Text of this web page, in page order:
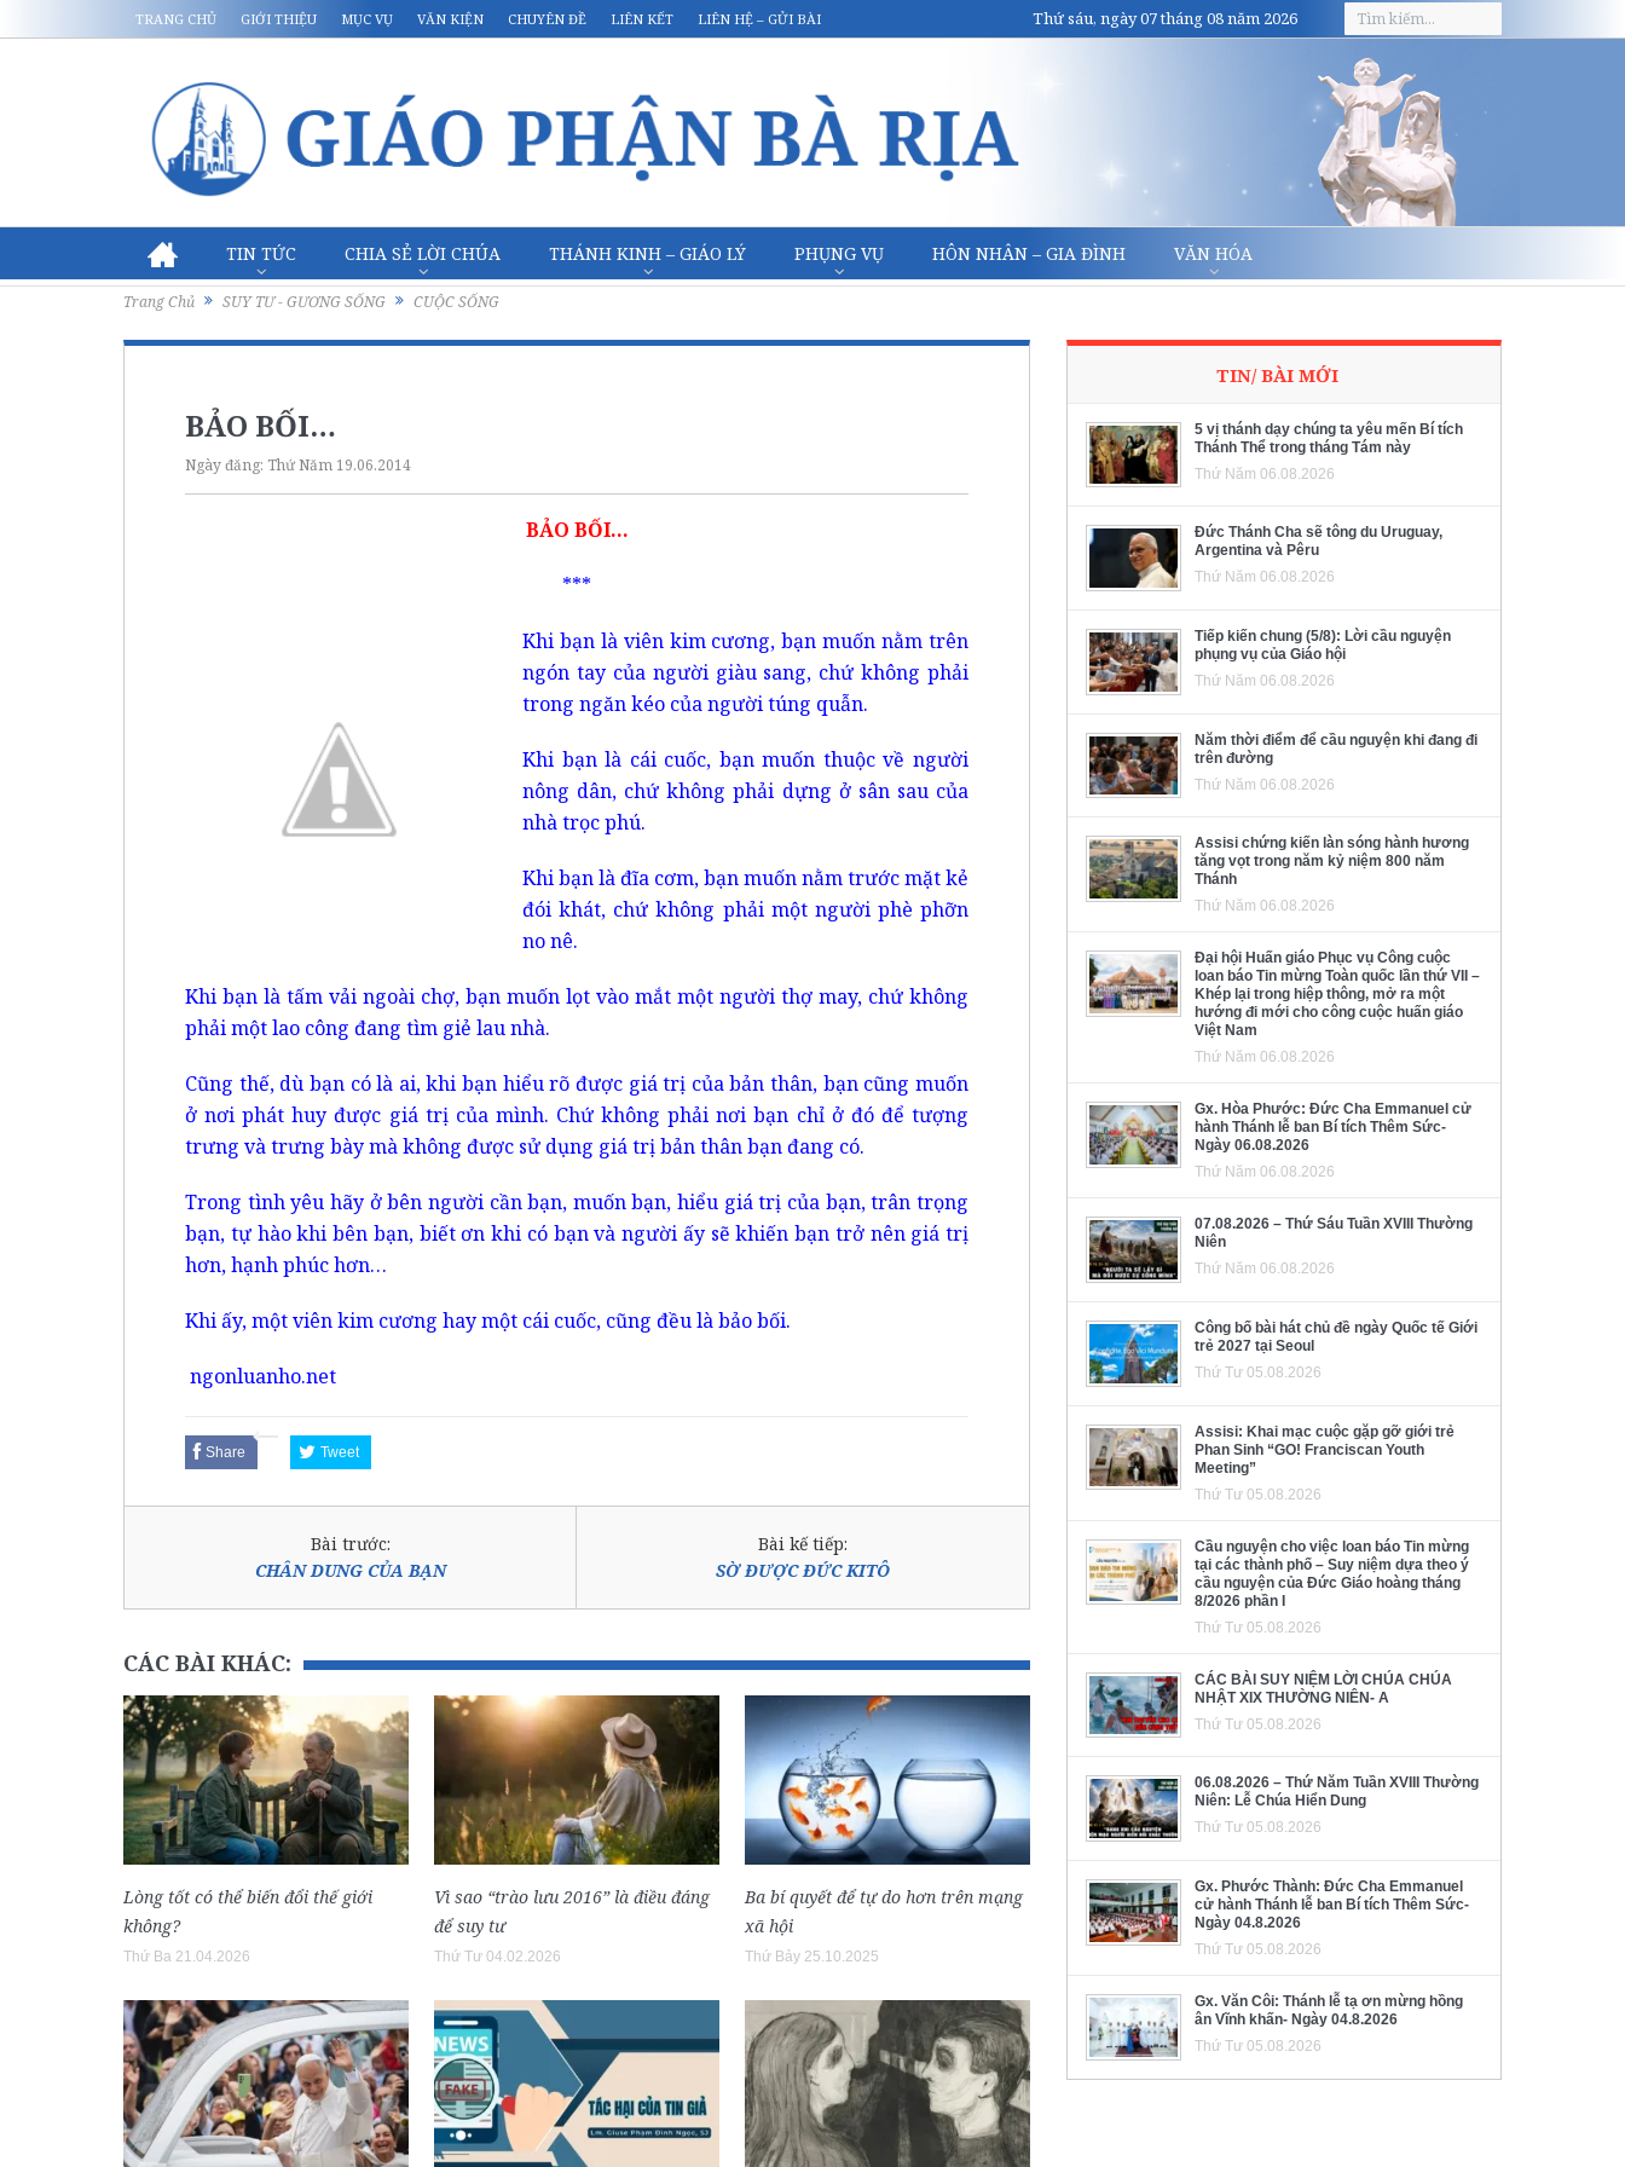
TRANG CHỦ GIỚI THIỆU MỤC VỤ VĂN KIỆN CHUYÊN ĐỀ LIÊN KẾT LIÊN HỆ – GỬI BÀI Thứ sáu, ngày 07 tháng 08 năm 2026
TIN TỨC CHIA SẺ LỜI CHÚA THÁNH KINH – GIÁO LÝ PHỤNG VỤ HÔN NHÂN – GIA ĐÌNH VĂN HÓA
Trang Chủ SUY TƯ - GƯƠNG SỐNG CUỘC SỐNG
BẢO BỐI…
Ngày đăng: Thứ Năm 19.06.2014
BẢO BỐI…
***
Khi bạn là viên kim cương, bạn muốn nằm trên
ngón tay của người giàu sang, chứ không phải
trong ngăn kéo của người túng quẫn.
Khi bạn là cái cuốc, bạn muốn thuộc về người
nông dân, chứ không phải dựng ở sân sau của
nhà trọc phú.
Khi bạn là đĩa cơm, bạn muốn nằm trước mặt kẻ
đói khát, chứ không phải một người phè phỡn
no nê.
Khi bạn là tấm vải ngoài chợ, bạn muốn lọt vào mắt một người thợ may, chứ không
phải một lao công đang tìm giẻ lau nhà.
Cũng thế, dù bạn có là ai, khi bạn hiểu rõ được giá trị của bản thân, bạn cũng muốn
ở nơi phát huy được giá trị của mình. Chứ không phải nơi bạn chỉ ở đó để tượng
trưng và trưng bày mà không được sử dụng giá trị bản thân bạn đang có.
Trong tình yêu hãy ở bên người cần bạn, muốn bạn, hiểu giá trị của bạn, trân trọng
bạn, tự hào khi bên bạn, biết ơn khi có bạn và người ấy sẽ khiến bạn trở nên giá trị
hơn, hạnh phúc hơn…
Khi ấy, một viên kim cương hay một cái cuốc, cũng đều là bảo bối.
ngonluanho.net
Share Tweet
Bài trước:
CHÂN DUNG CỦA BẠN
Bài kế tiếp:
SỜ ĐƯỢC ĐỨC KITÔ
CÁC BÀI KHÁC:
Lòng tốt có thể biến đổi thế giới
không?
Thứ Ba 21.04.2026
Vì sao “trào lưu 2016” là điều đáng
để suy tư
Thứ Tư 04.02.2026
Ba bí quyết để tự do hơn trên mạng
xã hội
Thứ Bảy 25.10.2025
TIN/ BÀI MỚI
5 vị thánh dạy chúng ta yêu mến Bí tích
Thánh Thể trong tháng Tám này
Thứ Năm 06.08.2026
Đức Thánh Cha sẽ tông du Uruguay,
Argentina và Pêru
Thứ Năm 06.08.2026
Tiếp kiến chung (5/8): Lời cầu nguyện
phụng vụ của Giáo hội
Thứ Năm 06.08.2026
Năm thời điểm để cầu nguyện khi đang đi
trên đường
Thứ Năm 06.08.2026
Assisi chứng kiến làn sóng hành hương
tăng vọt trong năm kỷ niệm 800 năm
Thánh
Thứ Năm 06.08.2026
Đại hội Huấn giáo Phục vụ Công cuộc
loan báo Tin mừng Toàn quốc lần thứ VII –
Khép lại trong hiệp thông, mở ra một
hướng đi mới cho công cuộc huấn giáo
Việt Nam
Thứ Năm 06.08.2026
Gx. Hòa Phước: Đức Cha Emmanuel cử
hành Thánh lễ ban Bí tích Thêm Sức-
Ngày 06.08.2026
Thứ Năm 06.08.2026
07.08.2026 – Thứ Sáu Tuần XVIII Thường
Niên
Thứ Năm 06.08.2026
Công bố bài hát chủ đề ngày Quốc tế Giới
trẻ 2027 tại Seoul
Thứ Tư 05.08.2026
Assisi: Khai mạc cuộc gặp gỡ giới trẻ
Phan Sinh “GO! Franciscan Youth
Meeting”
Thứ Tư 05.08.2026
Cầu nguyện cho việc loan báo Tin mừng
tại các thành phố – Suy niệm dựa theo ý
cầu nguyện của Đức Giáo hoàng tháng
8/2026 phần I
Thứ Tư 05.08.2026
CÁC BÀI SUY NIỆM LỜI CHÚA CHÚA
NHẬT XIX THƯỜNG NIÊN- A
Thứ Tư 05.08.2026
06.08.2026 – Thứ Năm Tuần XVIII Thường
Niên: Lễ Chúa Hiển Dung
Thứ Tư 05.08.2026
Gx. Phước Thành: Đức Cha Emmanuel
cử hành Thánh lễ ban Bí tích Thêm Sức-
Ngày 04.8.2026
Thứ Tư 05.08.2026
Gx. Văn Côi: Thánh lễ tạ ơn mừng hồng
ân Vĩnh khấn- Ngày 04.8.2026
Thứ Tư 05.08.2026